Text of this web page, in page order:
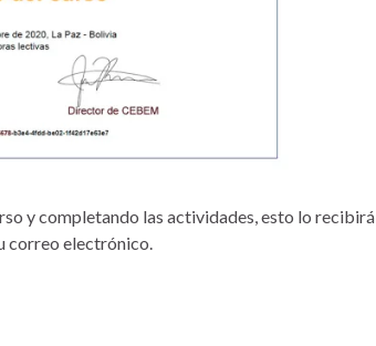
y completando las actividades, esto lo recibirá
correo electrónico.